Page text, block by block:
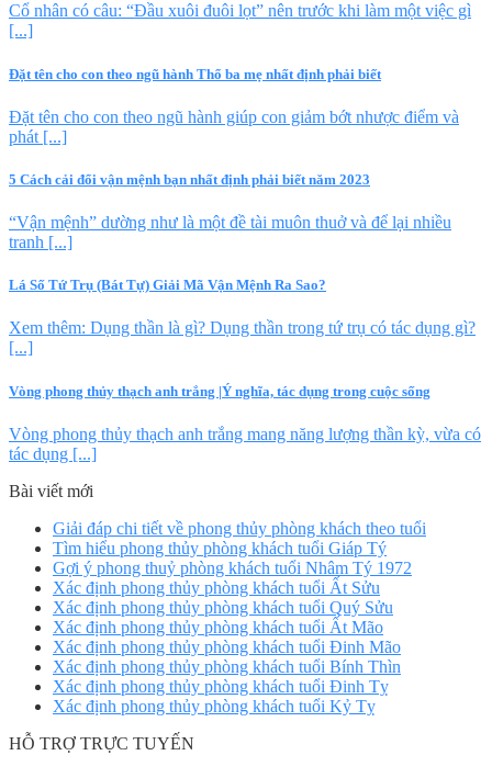
Cổ nhân có câu: “Đầu xuôi đuôi lọt” nên trước khi làm một việc gì
[...]
Đặt tên cho con theo ngũ hành Thổ ba mẹ nhất định phải biết
Đặt tên cho con theo ngũ hành giúp con giảm bớt nhược điểm và
phát [...]
5 Cách cải đổi vận mệnh bạn nhất định phải biết năm 2023
“Vận mệnh” dường như là một đề tài muôn thuở và để lại nhiều
tranh [...]
Lá Số Tứ Trụ (Bát Tự) Giải Mã Vận Mệnh Ra Sao?
Xem thêm: Dụng thần là gì? Dụng thần trong tứ trụ có tác dụng gì?
[...]
Vòng phong thủy thạch anh trắng |Ý nghĩa, tác dụng trong cuộc sống
Vòng phong thủy thạch anh trắng mang năng lượng thần kỳ, vừa có
tác dụng [...]
Bài viết mới
Giải đáp chi tiết về phong thủy phòng khách theo tuổi
Tìm hiểu phong thủy phòng khách tuổi Giáp Tý
Gợi ý phong thuỷ phòng khách tuổi Nhâm Tý 1972
Xác định phong thủy phòng khách tuổi Ất Sửu
Xác định phong thủy phòng khách tuổi Quý Sửu
Xác định phong thủy phòng khách tuổi Ất Mão
Xác định phong thủy phòng khách tuổi Đinh Mão
Xác định phong thủy phòng khách tuổi Bính Thìn
Xác định phong thủy phòng khách tuổi Đinh Tỵ
Xác định phong thủy phòng khách tuổi Kỷ Tỵ
HỖ TRỢ TRỰC TUYẾN